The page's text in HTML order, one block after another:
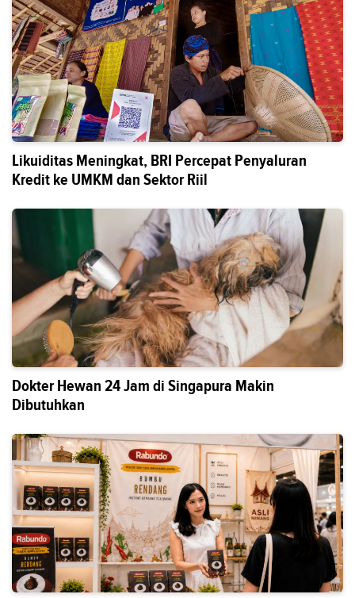
Likuiditas Meningkat, BRI Percepat Penyaluran
Kredit ke UMKM dan Sektor Riil
Dokter Hewan 24 Jam di Singapura Makin
Dibutuhkan